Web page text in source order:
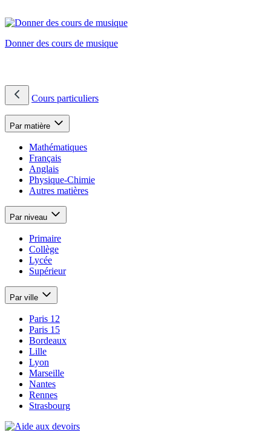
Donner des cours de musique
Cours particuliers
Par matière
Mathématiques
Français
Anglais
Physique-Chimie
Autres matières
Par niveau
Primaire
Collège
Lycée
Supérieur
Par ville
Paris 12
Paris 15
Bordeaux
Lille
Lyon
Marseille
Nantes
Rennes
Strasbourg